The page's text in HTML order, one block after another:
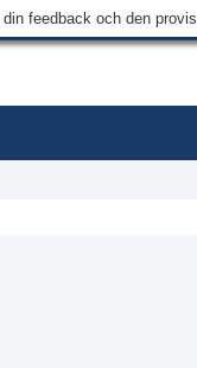
feedback och den